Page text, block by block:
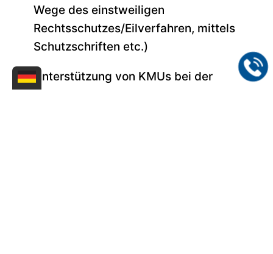
Wege des einstweiligen
Rechtsschutzes/Eilverfahren, mittels
Schutzschriften etc.)
Unterstützung von KMUs bei der